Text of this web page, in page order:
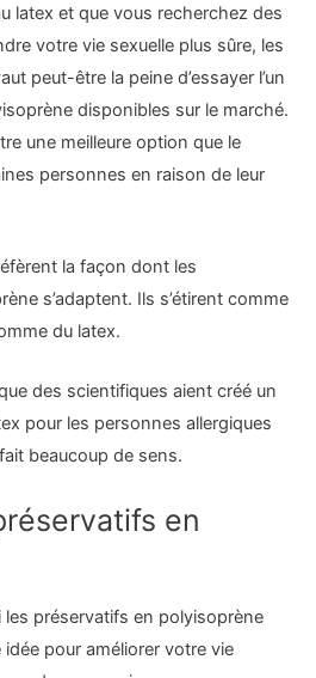
latex et que vous recherchez des
votre vie sexuelle plus sûre, les
peut-être la peine d’essayer l’un
disponibles sur le marché.
une meilleure option que le
personnes en raison de leur
la façon dont les
s’adaptent. Ils s’étirent comme
du latex.
des scientifiques aient créé un
pour les personnes allergiques
beaucoup de sens.
en
préservatifs en polyisoprène
pour améliorer votre vie